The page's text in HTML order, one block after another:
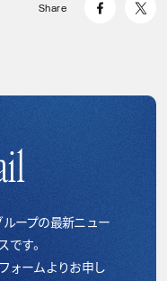
Share
ープの最新ニュー
です。
ォームよりお申し